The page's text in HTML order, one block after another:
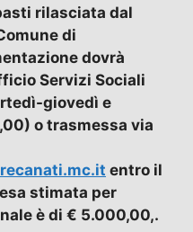
rilasciata dal
di
dovrà
Servizi Sociali
giovedì e
o trasmessa via
entro il
stimata per
è di € 5.000,00,.